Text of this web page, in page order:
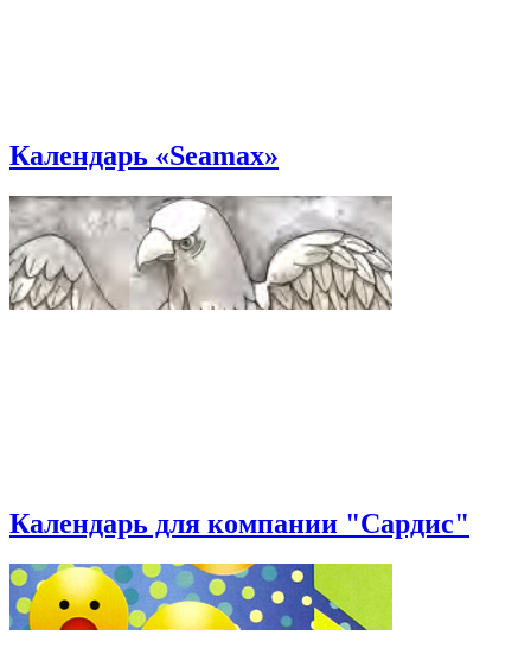
Календарь «Seamax»
Календарь для компании "Сардис"